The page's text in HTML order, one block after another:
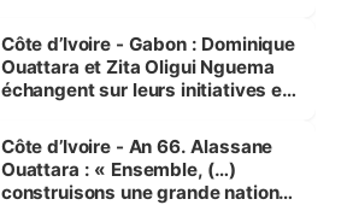
Côte d’Ivoire - Gabon : Dominique
Ouattara et Zita Oligui Nguema
échangent sur leurs initiatives en
enfants
Côte d’Ivoire - An 66. Alassane
Ouattara : « Ensemble, (…)
construisons une grande nation